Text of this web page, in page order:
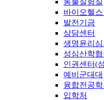
바이오헬
발전기금
상담센터
생명윤리
성심산학
인권센터(
예비군대대
융합전공
입학처